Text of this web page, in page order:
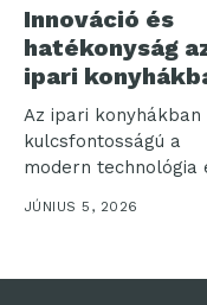
Innováció és
hatékonyság
ipari
Az ipari konyhákban
kulcsfontosságú a
modern technológia
összehangolása.
JÚNIUS 5, 2026